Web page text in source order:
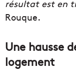
résultat est en
Rouque.
Une hausse
logement